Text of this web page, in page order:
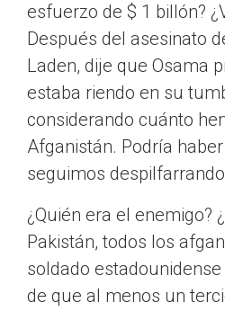
esfuerzo de $ 1 billón?
Después del asesinato
Laden, dije que Osama
estaba riendo en su
considerando cuánto
Afganistán. Podría haber
seguimos
¿Quién era el enemigo?
Pakistán, todos los
soldado
de que al menos un